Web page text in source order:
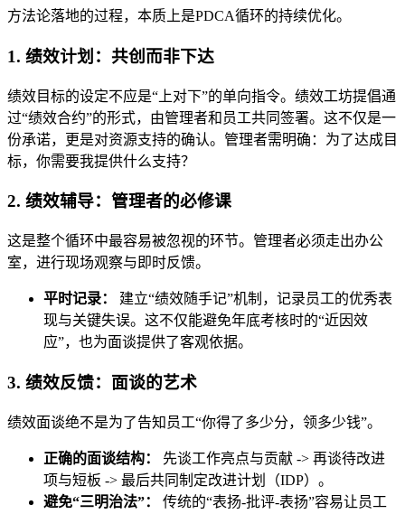
方法论落地的过程，本质上是PDCA循环的持续优化。
1. 绩效计划：共创而非下达
绩效目标的设定不应是“上对下”的单向指令。绩效工坊提倡通
过“绩效合约”的形式，由管理者和员工共同签署。这不仅是一
份承诺，更是对资源支持的确认。管理者需明确：为了达成目
标，你需要我提供什么支持？
2. 绩效辅导：管理者的必修课
这是整个循环中最容易被忽视的环节。管理者必须走出办公
室，进行现场观察与即时反馈。
平时记录：
建立“绩效随手记”机制，记录员工的优秀表
现与关键失误。这不仅能避免年底考核时的“近因效
应”，也为面谈提供了客观依据。
3. 绩效反馈：面谈的艺术
绩效面谈绝不是为了告知员工“你得了多少分，领多少钱”。
正确的面谈结构：
先谈工作亮点与贡献 -> 再谈待改进
项与短板 -> 最后共同制定改进计划（IDP）。
避免“三明治法”：
传统的“表扬-批评-表扬”容易让员工